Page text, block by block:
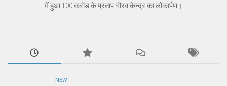
में हुआ 100 करोड़ के प्रताप गौरव केन्द्र का लोकार्पण।
NEW